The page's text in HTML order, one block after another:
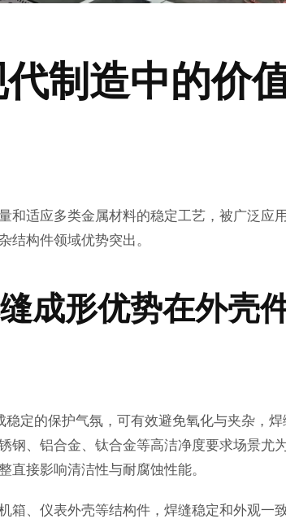
制造中的价
和适应多类金属材料的稳定工艺，被广泛应
结构件领域优势突出。
成形优势在外壳
定的保护气氛，可有效避免氧化与夹杂，
钢、铝合金、钛合金等高洁净度要求场景尤
直接影响清洁性与耐腐蚀性能。
箱、仪表外壳等结构件，焊缝稳定和外观一